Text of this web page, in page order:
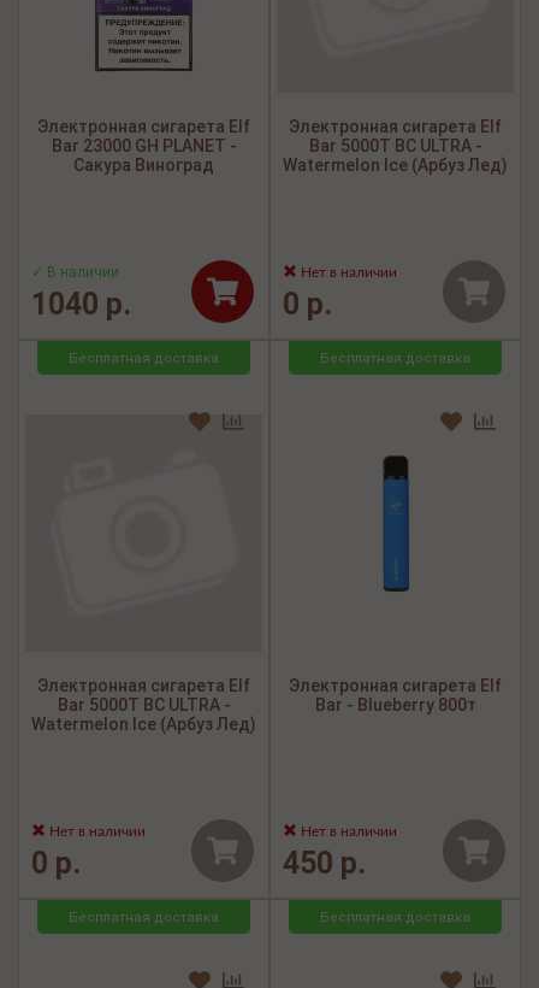
Электронная сигарета Elf
Bar 23000 GH PLANET -
Сакура Виноград
✓ В наличии
1040 р.
Электронная сигарета Elf
Bar 5000Т BC ULTRA -
Watermelon Ice (Арбуз Лед)
Нет в наличии
0 р.
Бесплатная доставка
Электронная сигарета Elf
Bar 5000Т BC ULTRA -
Watermelon Ice (Арбуз Лед)
Нет в наличии
0 р.
Бесплатная доставка
Электронная сигарета Elf
Bar - Blueberry 800т
Нет в наличии
450 р.
Бесплатная доставка Бесплатная доставка